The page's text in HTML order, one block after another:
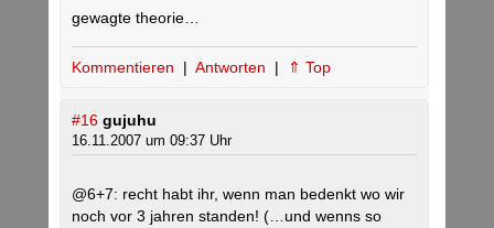
gewagte theorie…
Kommentieren | Antworten | ⇑ Top
#16 gujuhu
16.11.2007 um 09:37 Uhr
@6+7: recht habt ihr, wenn man bedenkt wo wir
noch vor 3 jahren standen! (…und wenns so